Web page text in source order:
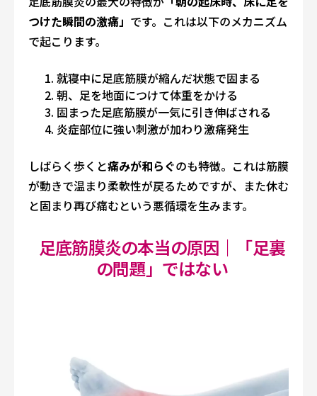
つけた瞬間の激痛」 です。これは以下のメカニズム
で起こります。
就寝中に足底筋膜が縮んだ状態で固まる
朝、足を地面につけて体重をかける
固まった足底筋膜が一気に引き伸ばされる
炎症部位に強い刺激が加わり激痛発生
しばらく歩くと痛みが和らぐのも特徴。これは筋膜
が動きで温まり柔軟性が戻るためですが、また休む
と固まり再び痛むという悪循環を生みます。
足底筋膜炎の本当の原因｜「足裏
の問題」ではない